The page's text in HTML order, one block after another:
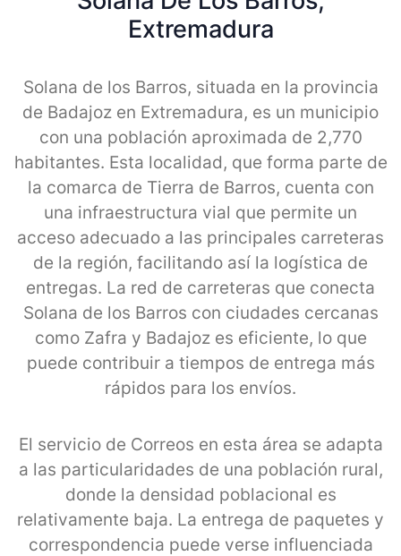
Extremadura
Solana de los Barros, situada en la provincia
de Badajoz en Extremadura, es un municipio
con una población aproximada de 2,770
habitantes. Esta localidad, que forma parte de
la comarca de Tierra de Barros, cuenta con
una infraestructura vial que permite un
acceso adecuado a las principales carreteras
de la región, facilitando así la logística de
entregas. La red de carreteras que conecta
Solana de los Barros con ciudades cercanas
como Zafra y Badajoz es eficiente, lo que
puede contribuir a tiempos de entrega más
rápidos para los envíos.
El servicio de Correos en esta área se adapta
a las particularidades de una población rural,
donde la densidad poblacional es
relativamente baja. La entrega de paquetes y
correspondencia puede verse influenciada